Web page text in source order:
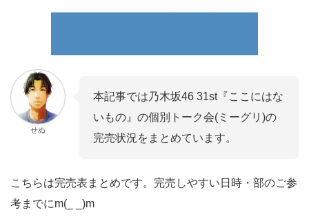
せぬ
本記事では乃木坂46 31st『ここにはな
いもの』の個別トーク会(ミーグリ)の
完売状況をまとめています。
こちらは完売表まとめです。完売しやすい日時・部のご参
考までにm(_ _)m